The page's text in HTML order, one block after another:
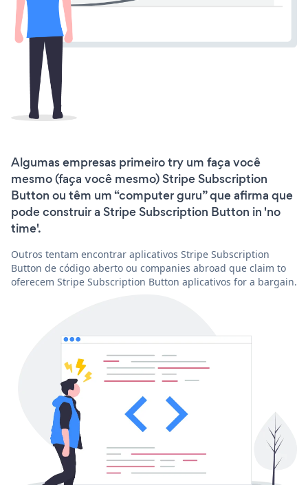
Algumas empresas primeiro try um faça você
mesmo (faça você mesmo) Stripe Subscription
Button ou têm um “computer guru” que afirma que
pode construir a Stripe Subscription Button in 'no
time'.
Outros tentam encontrar aplicativos Stripe Subscription
Button de código aberto ou companies abroad que claim to
oferecem Stripe Subscription Button aplicativos for a bargain.